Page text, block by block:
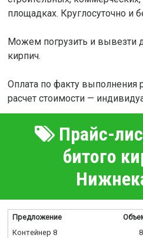
площадках. Круглосуточно и
Можем погрузить и вывезти
кирпич.
Оплата по факту выполнения
расчет стоимости —
Прайс-
битого
Предложение
Контейнер 8
8